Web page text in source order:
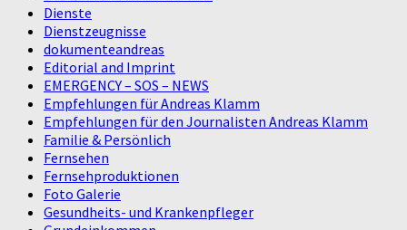
Dienste
Dienstzeugnisse
dokumenteandreas
Editorial and Imprint
EMERGENCY – SOS – NEWS
Empfehlungen für Andreas Klamm
Empfehlungen für den Journalisten Andreas Klamm
Familie & Persönlich
Fernsehen
Fernsehproduktionen
Foto Galerie
Gesundheits- und Krankenpfleger